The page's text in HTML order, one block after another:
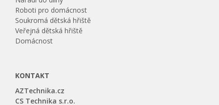
Roboti pro domácnost
Soukromá dětská hřiště
Veřejná dětská hřiště
Domácnost
KONTAKT
AZTechnika.cz
CS Technika s.r.o.